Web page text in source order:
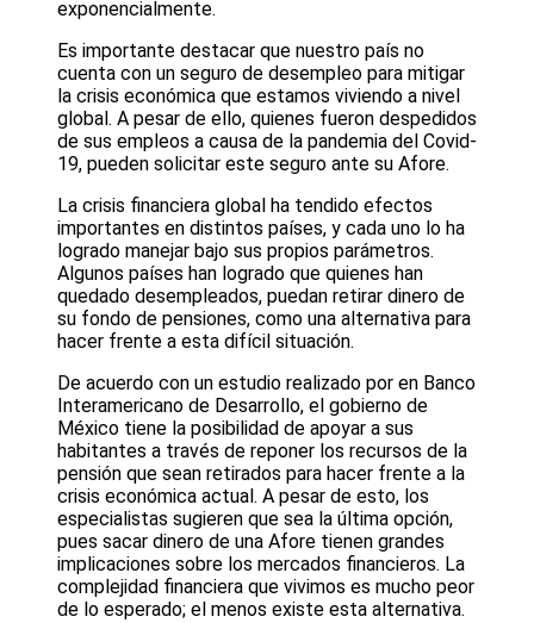
exponencialmente.
Es importante destacar que nuestro país no
cuenta con un seguro de desempleo para mitigar
la crisis económica que estamos viviendo a nivel
global. A pesar de ello, quienes fueron despedidos
de sus empleos a causa de la pandemia del Covid-
19, pueden solicitar este seguro ante su Afore.
La crisis financiera global ha tendido efectos
importantes en distintos países, y cada uno lo ha
logrado manejar bajo sus propios parámetros.
Algunos países han logrado que quienes han
quedado desempleados, puedan retirar dinero de
su fondo de pensiones, como una alternativa para
hacer frente a esta difícil situación.
De acuerdo con un estudio realizado por en Banco
Interamericano de Desarrollo, el gobierno de
México tiene la posibilidad de apoyar a sus
habitantes a través de reponer los recursos de la
pensión que sean retirados para hacer frente a la
crisis económica actual. A pesar de esto, los
especialistas sugieren que sea la última opción,
pues sacar dinero de una Afore tienen grandes
implicaciones sobre los mercados financieros. La
complejidad financiera que vivimos es mucho peor
de lo esperado; el menos existe esta alternativa.